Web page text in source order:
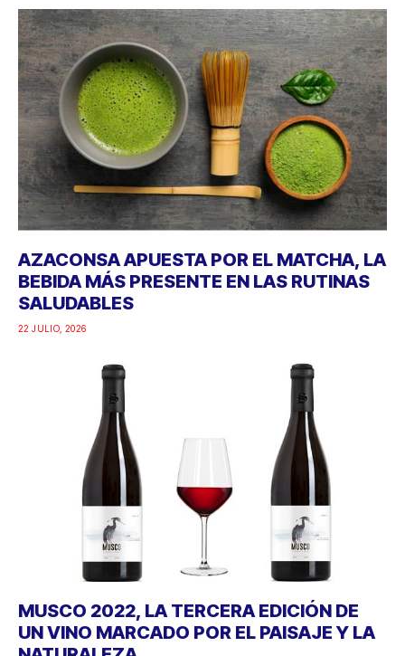
AZACONSA APUESTA POR EL MATCHA, LA
BEBIDA MÁS PRESENTE EN LAS RUTINAS
SALUDABLES
22 JULIO, 2026
MUSCO 2022, LA TERCERA EDICIÓN DE
UN VINO MARCADO POR EL PAISAJE Y LA